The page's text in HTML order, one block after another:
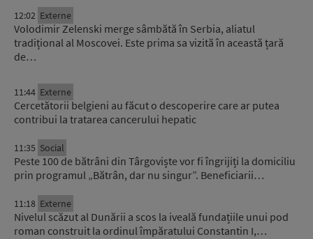
12:02 Externe
Volodimir Zelenski merge sâmbătă în Serbia, aliatul
tradițional al Moscovei. Este prima sa vizită în această țară
de…
11:44 Externe
Cercetătorii belgieni au făcut o descoperire care ar putea
contribui la tratarea cancerului hepatic
11:35 Social
Peste 100 de bătrâni din Târgoviște vor fi îngrijiți la domiciliu
prin programul „Bătrân, dar nu singur”. Beneficiarii…
11:18 Externe
Nivelul scăzut al Dunării a scos la iveală fundațiile unui pod
roman construit la ordinul împăratului Constantin I,…